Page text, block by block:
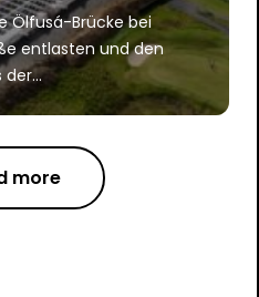
Ölfusá-Brücke bei
entlasten und den
more